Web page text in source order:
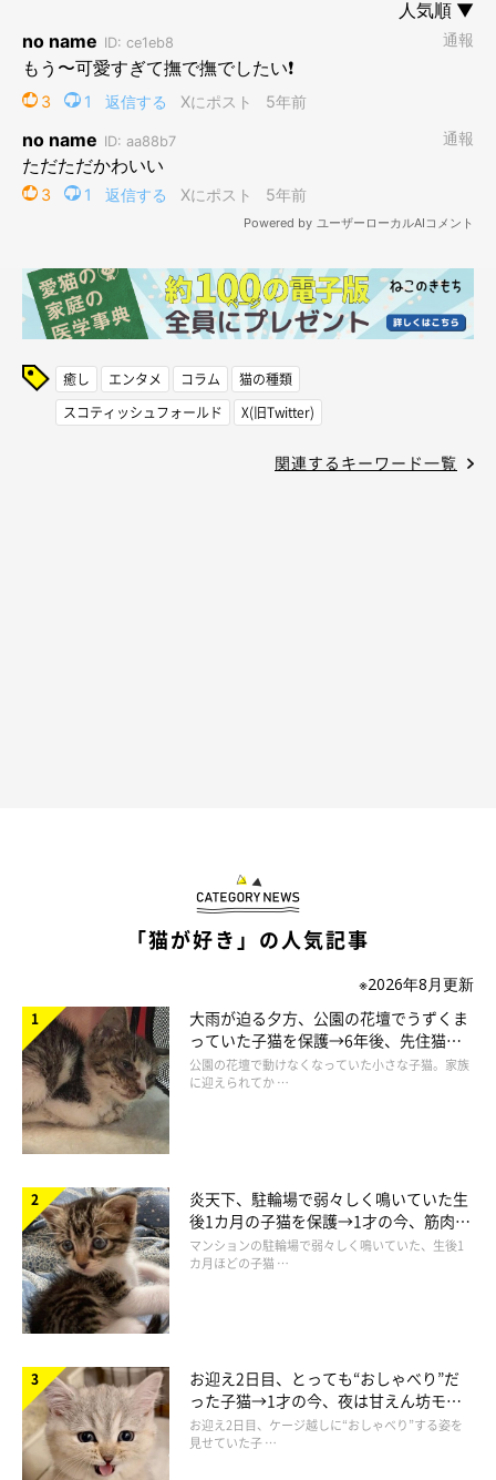
癒し エンタメ コラム
猫の種類
スコティッシュフォールド
X(旧Twitter)
関連するキーワード一覧
「猫が好き」の人気記事
※2026年8月更新
大雨が迫る夕方、公園の花壇でうずくま
っていた子猫を保護→6年後、先住猫
と“姉妹”のような関係に
公園の花壇で動けなくなっていた小さな子猫。家族
に迎えられてか …
炎天下、駐輪場で弱々しく鳴いていた生
後1カ月の子猫を保護→1才の今、筋肉質
でツンデレなコに成長
マンションの駐輪場で弱々しく鳴いていた、生後1
カ月ほどの子猫 …
お迎え2日目、とっても“おしゃべり”だ
った子猫→1才の今、夜は甘えん坊モー
ドになるコに成長！
お迎え2日目、ケージ越しに“おしゃべり”する姿を
見せていた子 …